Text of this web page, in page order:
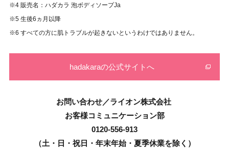
※4 販売名：ハダカラ 泡ボディソープJa
※5 生後6ヵ月以降
※6 すべての方に肌トラブルが起きないというわけではありません。
hadakaraの公式サイトへ
お問い合わせ／ライオン株式会社
お客様コミュニケーション部
0120-556-913
（土・日・祝日・年末年始・夏季休業を除く）